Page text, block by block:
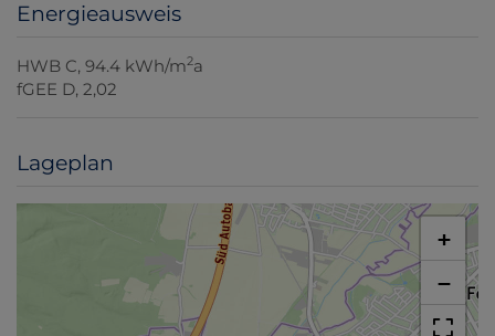
Energieausweis
HWB C, 94.4 kWh/m2a
fGEE D, 2,02
Lageplan
+
−